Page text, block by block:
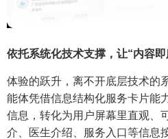
依托系统化技术支撑，让“内容
体验的跃升，离不开底层技术的
能体凭借信息结构化服务卡片能
信息，转化为用户屏幕里直观
介、医生介绍、服务入口等信息